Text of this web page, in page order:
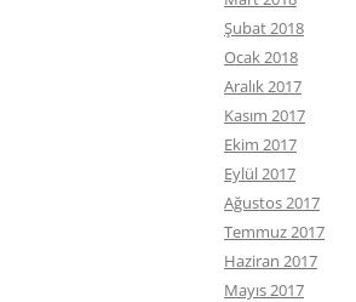
Şubat 2018
Ocak 2018
Aralık 2017
Kasım 2017
Ekim 2017
Eylül 2017
Ağustos 2017
Temmuz 2017
Haziran 2017
Mayıs 2017